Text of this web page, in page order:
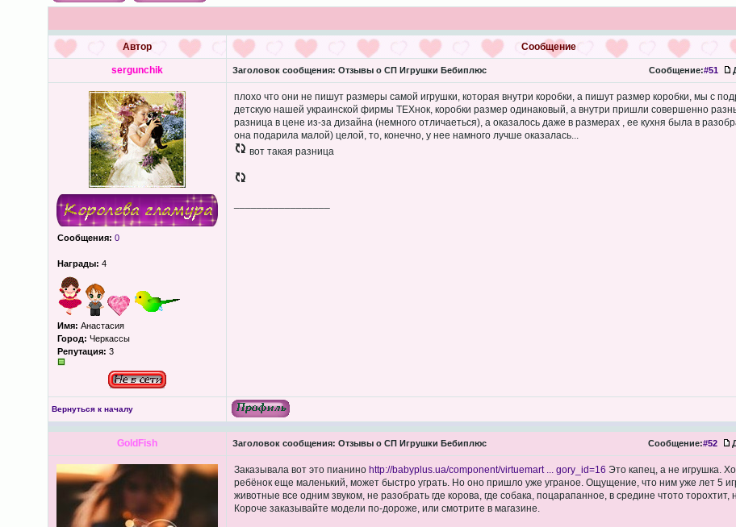
Автор Сообщение
sergunchik Заголовок сообщения: Отзывы о СП Игрушки Бебиплюс Сообщение:#51
Сообщения: 0
Награды: 4
Имя: Анастасия
Город: Черкассы
Репутация: 3
плохо что они не пишут размеры самой игрушки, которая внутри коробки, а пишут размер коробки, мы с
детскую нашей украинской фирмы ТЕХнок, коробки размер одинаковый, а внутри пришли совершенно
разница в цене из-за дизайна (немного отличаеться), а оказалось даже в размерах , ее кухня была в
она подарила малой) целой, то, конечно, у нее намного лучше оказалась...
вот такая разница
Вернуться к началу
GoldFish Заголовок сообщения: Отзывы о СП Игрушки Бебиплюс Сообщение:#52
Заказывала вот это пианино http://babyplus.ua/component/virtuemart ... gory_id=16 Это капец, а не игрушка.
ребёнок еще маленький, может быстро уграть. Но оно пришло уже уграное. Ощущение, что ним уже лет 5
животные все одним звуком, не разобрать где корова, где собака, поцарапанное, в средине чтото торохтит,
Короче заказывайте модели по-дороже, или смотрите в магазине.